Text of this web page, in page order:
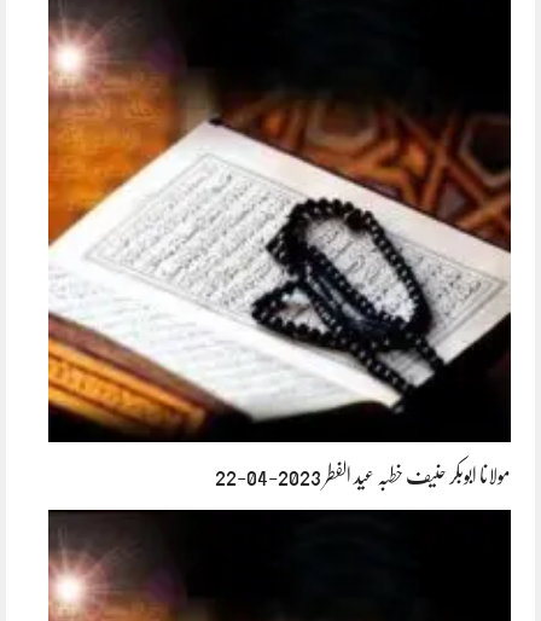
مولانا ابوبکر حنیف خطبہ عید الفطر 2023-04-22